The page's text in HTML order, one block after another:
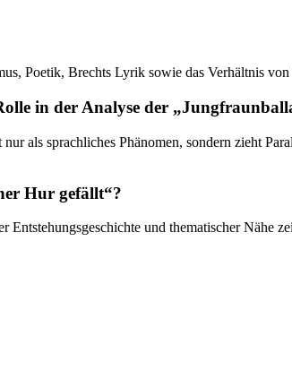
Poetik, Brechts Lyrik sowie das Verhältnis
in der Analyse der
als sprachliches Phänomen, sondern zieht
Hur gefällt“?
und thematischer Nähe